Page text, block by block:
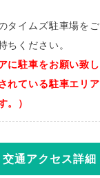
タイムズ駐車場を
ちください。
に駐車をお願い致し
れている駐車エリ
。）
交通アクセス詳細